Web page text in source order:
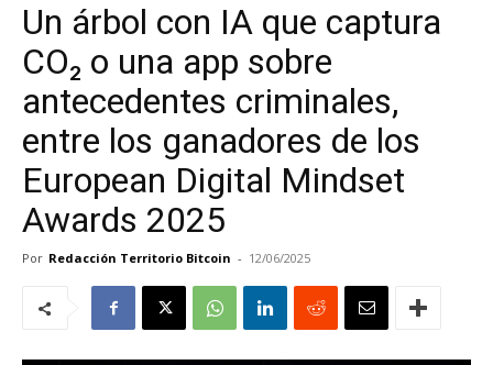
Un árbol con IA que captura
CO₂ o una app sobre
antecedentes criminales,
entre los ganadores de los
European Digital Mindset
Awards 2025
Por Redacción Territorio Bitcoin - 12/06/2025